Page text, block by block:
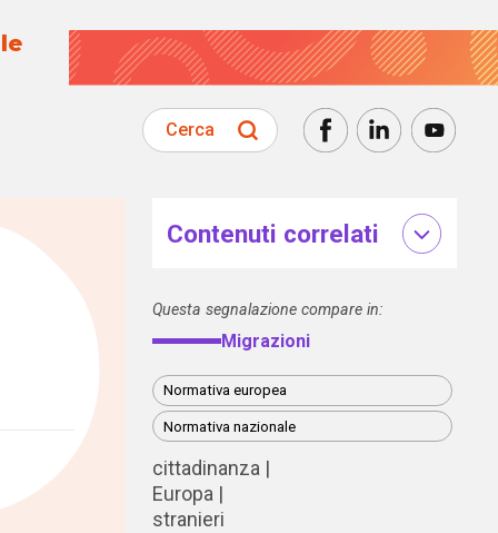
Cerca
Contenuti correlati
Questa segnalazione compare in:
Migrazioni
Normativa europea
Normativa nazionale
cittadinanza
Europa
stranieri